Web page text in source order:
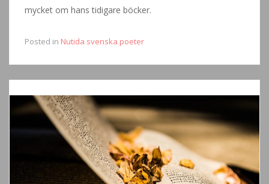
mycket om hans tidigare böcker.
Posted in Nutida svenska poeter